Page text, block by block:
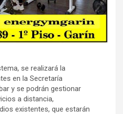
se realizará la
en la Secretaría
y se podrán gestionar
a distancia,
existentes, que estarán